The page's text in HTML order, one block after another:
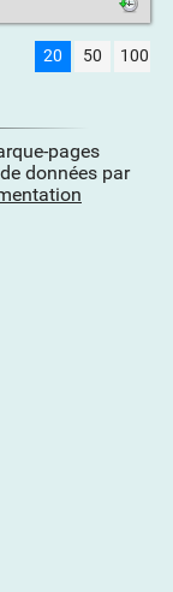
20 50 100
pages
données par